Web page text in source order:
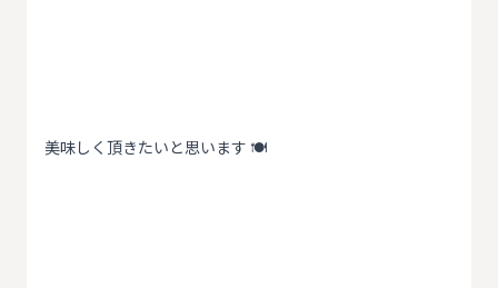
美味しく頂きたいと思います 🍽